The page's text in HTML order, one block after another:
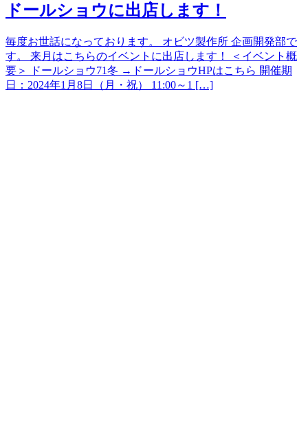
ドールショウに出店します！
毎度お世話になっております。 オビツ製作所 企画開発部で
す。 来月はこちらのイベントに出店します！ ＜イベント概
要＞ ドールショウ71冬 →ドールショウHPはこちら 開催期
日：2024年1月8日（月・祝） 11:00～1 […]